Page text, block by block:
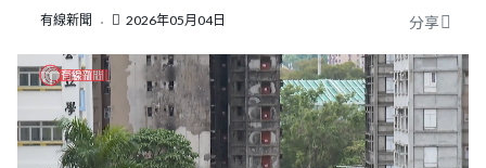
有線新聞 2026年05月04日 分享